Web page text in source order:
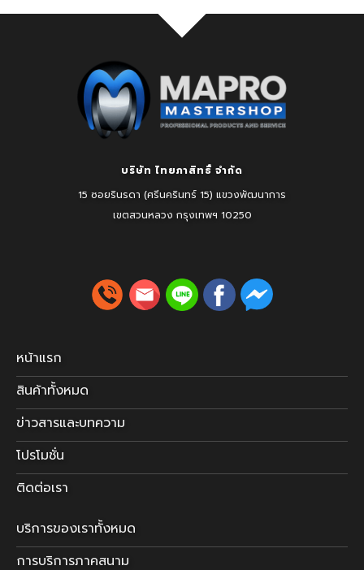
บริษัท ไทยภาสิทธิ์ จำกัด
15 ซอยรินรดา (ศรีนครินทร์ 15) แขวงพัฒนาการ
เขตสวนหลวง กรุงเทพฯ 10250
หน้าแรก
สินค้าทั้งหมด
ข่าวสารและบทความ
โปรโมชั่น
ติดต่อเรา
บริการของเราทั้งหมด
การบริการภาคสนาม